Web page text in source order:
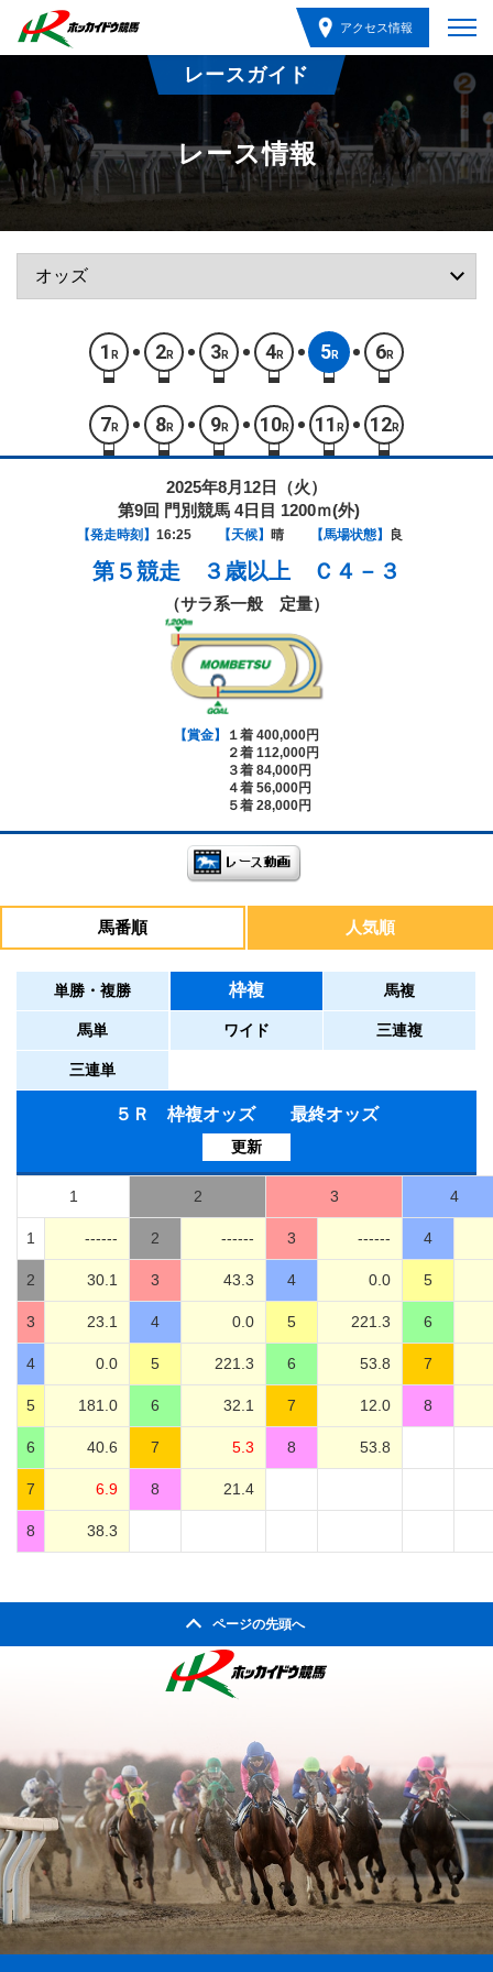
アクセス情報
レースガイド
レース情報
1 R 2R 3R 4R 5R 6R
7 R 8R 9R 10R 11 R 12R
2025年8月12日（火）
第9回 門別競馬 4日目 1200ｍ(外)
【発走時刻】 16:25 【天候】 晴 【馬場状態】 良
第５競走 ３歳以上 Ｃ４－３
（サラ系一般 定量）
【賞金】
１着 400,000円
２着 112,000円
３着 84,000円
４着 56,000円
５着 28,000円
馬番順 人気順
単勝・複勝 枠複 馬複
馬単 ワイド 三連複
三連単
５Ｒ 枠複オッズ 最終オッズ
更新
1 2 3 4
1 ------ 2 ------ 3 ------ 4
2 30.1 3 43.3 4 0.0 5
3 23.1 4 0.0 5 221.3 6
4 0.0 5 221.3 6 53.8 7
5 181.0 6 32.1 7 12.0 8
6 40.6 7 5.3 8 53.8
7 6.9 8 21.4
8 38.3
ページの先頭へ